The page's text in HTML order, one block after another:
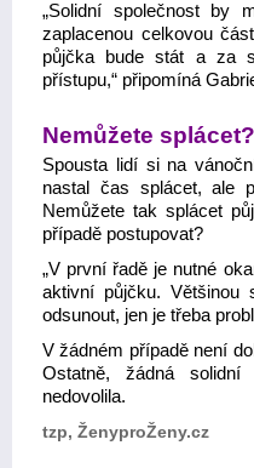
„Solidní společnost by
zaplacenou celkovou
půjčka bude stát a za
přístupu,“ připomíná
Nemůžete
Spousta lidí si na
nastal čas splácet, ale
Nemůžete tak splácet
případě postupovat?
„V první řadě je nutné
aktivní půjčku.
odsunout, jen je třeba
V žádném případě není
Ostatně, žádná
nedovolila.
tzp, ŽenyproŽeny.cz